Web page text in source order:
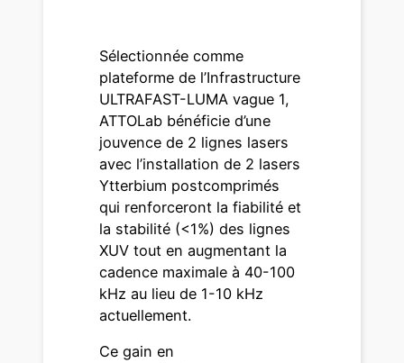
Sélectionnée comme
plateforme de l’Infrastructure
ULTRAFAST-LUMA vague 1,
ATTOLab bénéficie d’une
jouvence de 2 lignes lasers
avec l’installation de 2 lasers
Ytterbium postcomprimés
qui renforceront la fiabilité et
la stabilité (<1%) des lignes
XUV tout en augmentant la
cadence maximale à 40-100
kHz au lieu de 1-10 kHz
actuellement.
Ce gain en